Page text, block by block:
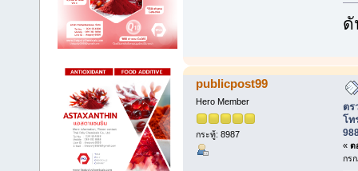
ดั
publicpost99
Hero Member
กระทู้: 8987
ตร
โท
« ต
กร